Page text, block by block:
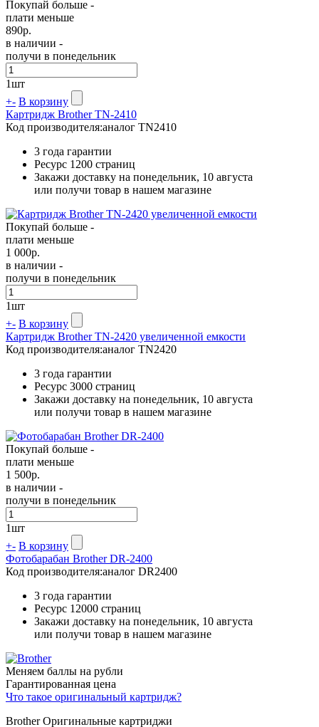
Покупай больше -
плати меньше
890р.
в наличии -
получи в понедельник
1шт
+- В корзину
Картридж Brother TN-2410
Код производителя:аналог TN2410
3 года гарантии
Ресурс 1200 страниц
Закажи доставку на понедельник, 10 августа
или получи товар в нашем магазине
Покупай больше -
плати меньше
1 000р.
в наличии -
получи в понедельник
1шт
+- В корзину
Картридж Brother TN-2420 увеличенной емкости
Код производителя:аналог TN2420
3 года гарантии
Ресурс 3000 страниц
Закажи доставку на понедельник, 10 августа
или получи товар в нашем магазине
Покупай больше -
плати меньше
1 500р.
в наличии -
получи в понедельник
1шт
+- В корзину
Фотобарабан Brother DR-2400
Код производителя:аналог DR2400
3 года гарантии
Ресурс 12000 страниц
Закажи доставку на понедельник, 10 августа
или получи товар в нашем магазине
Меняем баллы на рубли
Гарантированная цена
Что такое оригинальный картридж?
Brother Оригинальные картриджи